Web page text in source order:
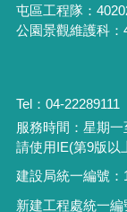
屯區工程隊：
公園景觀維護科
Tel：04-22289111
服務時間：星期
請使用IE(第9版以
建設局統一編號：
新建工程處統一編